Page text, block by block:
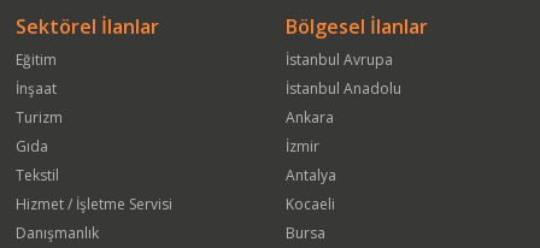
Sektörel İlanlar
Eğitim
İnşaat
Turizm
Gıda
Tekstil
Hizmet / İşletme Servisi
Danışmanlık
Bölgesel İlanlar
İstanbul Avrupa
İstanbul Anadolu
Ankara
İzmir
Antalya
Kocaeli
Bursa